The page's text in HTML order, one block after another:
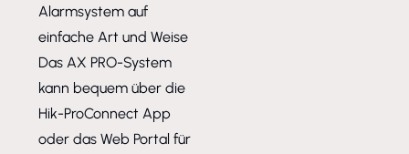
Alarmsystem auf
einfache Art und Weise
Das AX PRO-System
kann bequem über die
Hik-ProConnect App
oder das Web Portal für